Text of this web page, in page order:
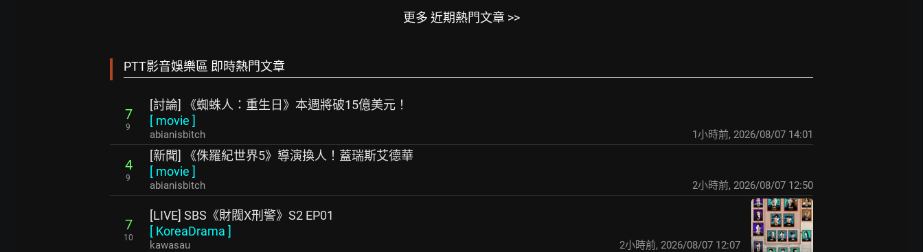
更多 近期熱門文章 >>
PTT影音娛樂區 即時熱門文章
7
9
[討論] 《蜘蛛人：重生日》本週將破15億美元！
[ movie ]
abianisbitch 1小時前, 2026/08/07 14:01
4
9
[新聞] 《侏羅紀世界5》導演換人！蓋瑞斯艾德華
[ movie ]
abianisbitch 2小時前, 2026/08/07 12:50
7
10
[LIVE] SBS《財閥X刑警》S2 EP01
[ KoreaDrama ]
kawasau 2小時前, 2026/08/07 12:07